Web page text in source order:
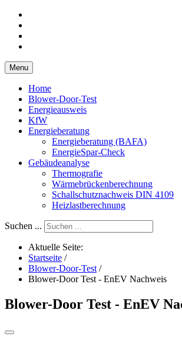
Menu
Home
Blower-Door-Test
Energieausweis
KfW
Energieberatung
Energieberatung (BAFA)
EnergieSpar-Check
Gebäudeanalyse
Thermografie
Wärmebrückenberechnung
Schallschutznachweis DIN 4109
Heizlastberechnung
Suchen ...
Aktuelle Seite:
Startseite /
Blower-Door-Test /
Blower-Door Test - EnEV Nachweis
Blower-Door Test - EnEV